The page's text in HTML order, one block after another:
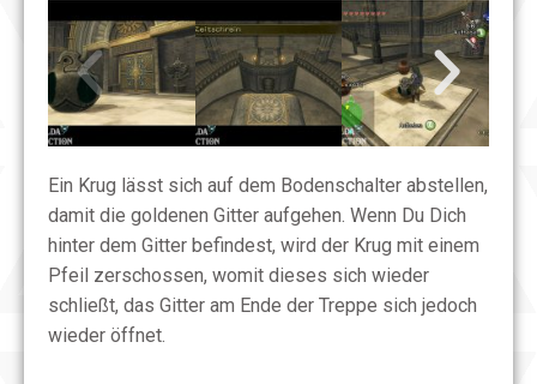
Ein Krug lässt sich auf dem Bodenschalter abstellen,
damit die goldenen Gitter aufgehen. Wenn Du Dich
hinter dem Gitter befindest, wird der Krug mit einem
Pfeil zerschossen, womit dieses sich wieder
schließt, das Gitter am Ende der Treppe sich jedoch
wieder öffnet.